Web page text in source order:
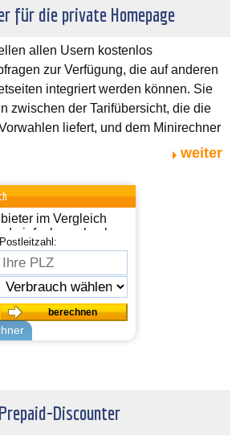
für die private Homepage
allen Usern kostenlos
zur Verfügung, die auf anderen
integriert werden können. Sie
zwischen der Tarifübersicht, die die
liefert, und dem Minirechner
weiter
im Vergleich
einfach wechseln
Postleitzahl:
Discounter